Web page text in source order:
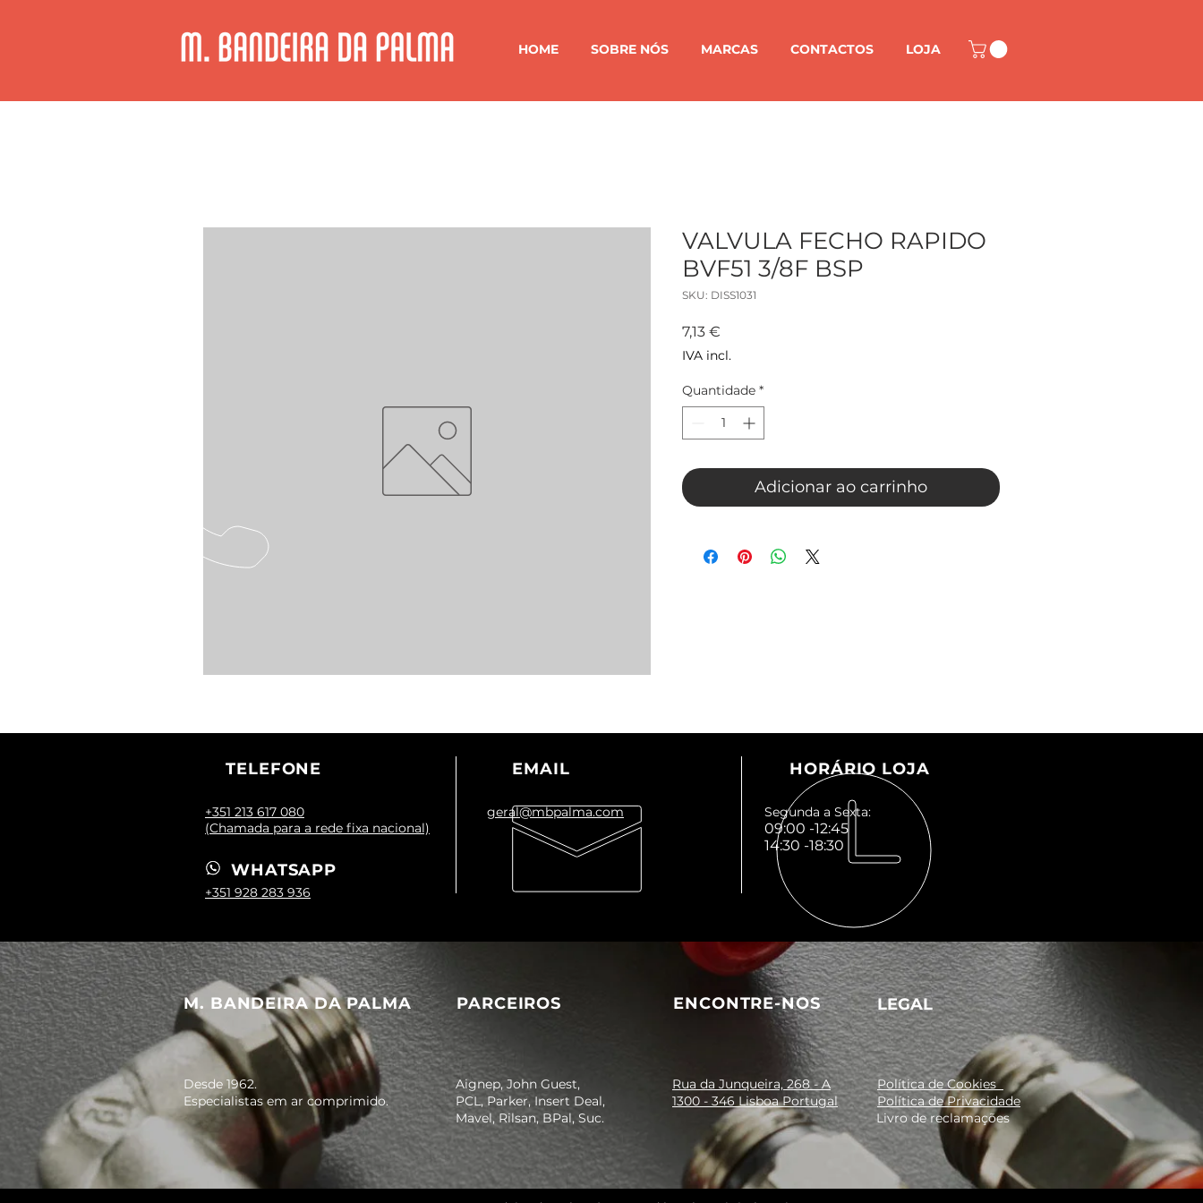
HOME SOBRE NÓS MARCAS CONTACTOS LOJA
VALVULA FECHO RAPIDO
BVF51 3/8F BSP
SKU: DISS1031
7,13 €
IVA incl.
Quantidade *
Adicionar ao carrinho
TELEFONE
+351 213 617 080
(Chamada para a rede fixa nacional)
+351 928 283 936
WHATSAPP
EMAIL
geral@mbpalma.com
HORÁRIO LOJA
Segunda a Sexta:
09:00 -12:45
14:30 -18:30
M. BANDEIRA DA PALMA PARCEIROS ENCONTRE-NOS LEGAL
Desde 1962.
Especialistas em ar comprimido.
Aignep, John Guest,
PCL, Parker, Insert Deal,
Mavel, Rilsan, BPal, Suc.
Rua da Junqueira, 268 - A
1300 - 346 Lisboa Portugal
Política de Cookies
Política de Privacidade
Livro de reclamações